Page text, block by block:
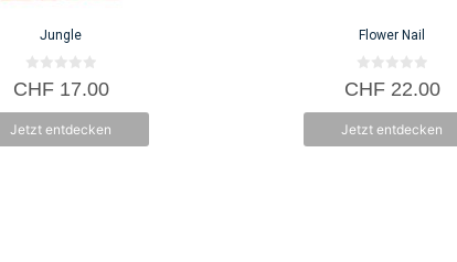
Jungle
0
v
5
CHF17.00
Jetzt entdecken
Flower Nail
0
v
5
CHF22.00
Jetzt entdecken